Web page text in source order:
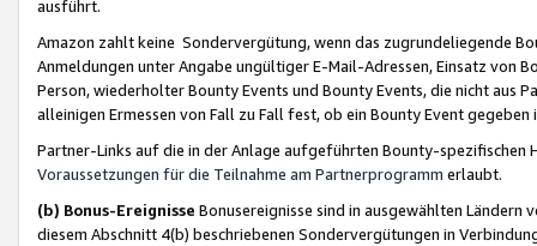
ausführt.
Amazon zahlt keine Sondervergütung, wenn das zugrundeliegende
Anmeldungen unter Angabe ungültiger E-Mail-Adressen, Einsatz von
Person, wiederholter Bounty Events und Bounty Events, die nicht
alleinigen Ermessen von Fall zu Fall fest, ob ein Bounty Event
Partner-Links auf die in der Anlage aufgeführten Bounty-spezifischen
Voraussetzungen für die Teilnahme am Partnerprogramm erlaubt.
(b) Bonus-Ereignisse Bonusereignisse sind in ausgewählten Ländern
diesem Abschnitt 4(b) beschriebenen Sondervergütungen in